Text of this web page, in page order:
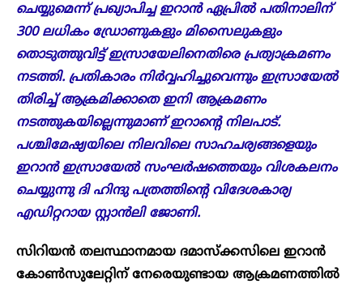
ചെയ്യുമെന്ന് പ്രഖ്യാപിച്ച ഇറാൻ ഏപ്രിൽ പതിനാലിന്
300 ലധികം ഡ്രോണുകളും മിസൈലുകളും
തൊടുത്തുവിട്ട് ഇസ്രായേലിനെതിരെ പ്രത്യാക്രമണം
നടത്തി. പ്രതികാരം നിർവ്വഹിച്ചുവെന്നും ഇസ്രായേൽ
തിരിച്ച് ആക്രമിക്കാതെ ഇനി ആക്രമണം
നടത്തുകയില്ലെന്നുമാണ് ഇറാന്റെ നിലപാട്.
പശ്ചിമേഷ്യയിലെ നിലവിലെ സാഹചര്യങ്ങളെയും
ഇറാൻ ഇസ്രായേൽ സംഘർഷത്തെയും വിശകലനം
ചെയ്യുന്നു ദി ഹിന്ദു പത്രത്തിന്റെ വിദേശകാര്യ
എഡിറ്ററായ സ്റ്റാൻലി ജോണി.
സിറിയൻ തലസ്ഥാനമായ ദമാസ്ക്കസിലെ ഇറാൻ
കോൺസുലേറ്റിന് നേരെയുണ്ടായ ആക്രമണത്തിൽ